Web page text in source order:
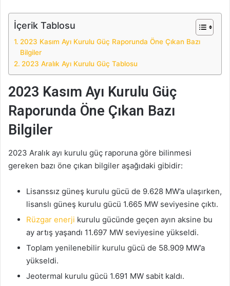
İçerik Tablosu
2023 Kasım Ayı Kurulu Güç Raporunda Öne Çıkan Bazı
Bilgiler
2023 Aralık Ayı Kurulu Güç Tablosu
2023 Kasım Ayı Kurulu Güç
Raporunda Öne Çıkan Bazı
Bilgiler
2023 Aralık ayı kurulu güç raporuna göre bilinmesi
gereken bazı öne çıkan bilgiler aşağıdaki gibidir:
Lisanssız güneş kurulu gücü de 9.628 MW’a ulaşırken,
lisanslı güneş kurulu gücü 1.665 MW seviyesine çıktı.
Rüzgar enerji kurulu gücünde geçen ayın aksine bu
ay artış yaşandı 11.697 MW seviyesine yükseldi.
Toplam yenilenebilir kurulu gücü de 58.909 MW’a
yükseldi.
Jeotermal kurulu gücü 1.691 MW sabit kaldı.